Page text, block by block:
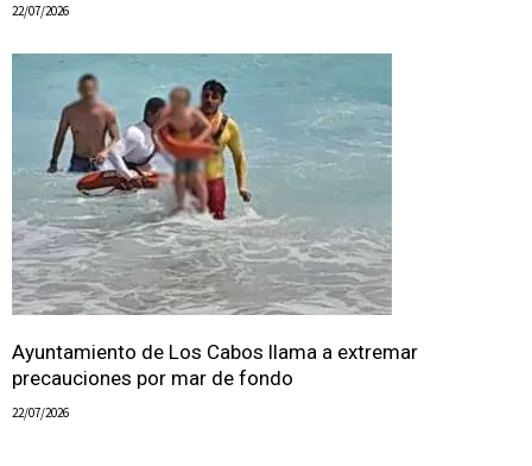
22/07/2026
Ayuntamiento de Los Cabos llama a extremar
precauciones por mar de fondo
22/07/2026